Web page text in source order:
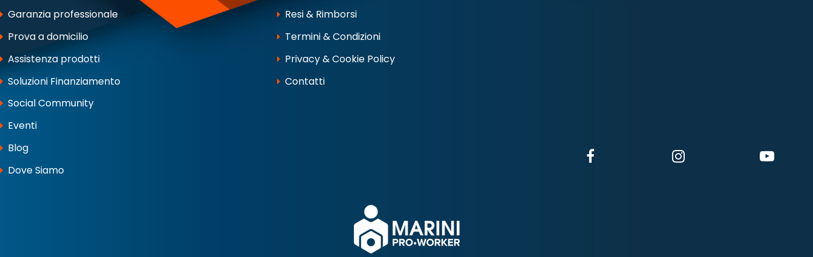
Garanzia professionale
Prova a domicilio
Assistenza prodotti
Soluzioni Finanziamento
Social Community
Eventi
Blog
Dove Siamo
Resi & Rimborsi
Termini & Condizioni
Privacy & Cookie Policy
Contatti